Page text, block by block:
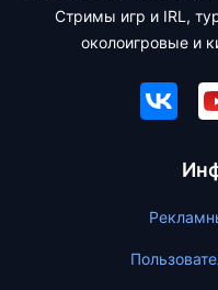
Стримы игр и IRL,
околоигровые и